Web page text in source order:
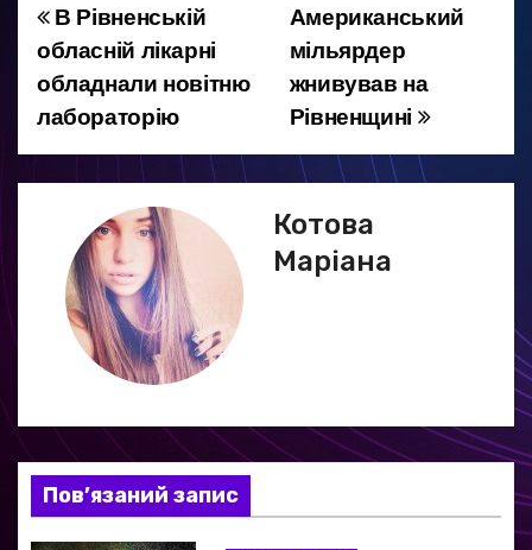
Н
а
в
і
я
з
а
Американський
мільярдер
жнивував на
Рівненщині
В Рівненській
обласній лікарні
обладнали новітню
лабораторію
Котова
Маріана
Пов’язаний запис